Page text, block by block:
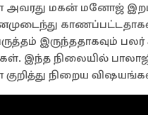
அவரது மகன் மனோஜ்
இருந்ததாகவும் பலர்
இந்த நிலையில் பாலாஜி
குறித்து நிறைய